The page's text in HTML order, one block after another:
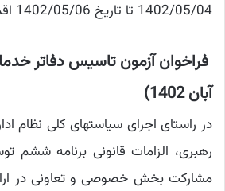
1402/05/04 تا تاریخ 1402/05/06 اقدام نمایند.
آبان 1402)
در راستای اجرای سیاستهای کلی نظام
رهبری، الزامات قانونی برنامه ششم
مشارکت بخش خصوصی و تعاونی در